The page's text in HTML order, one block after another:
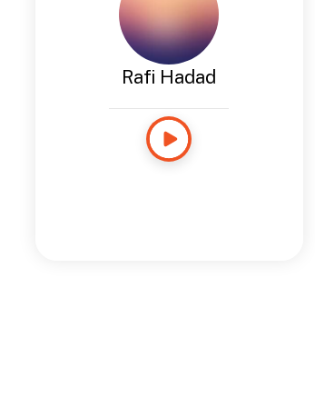
Rafi Hadad